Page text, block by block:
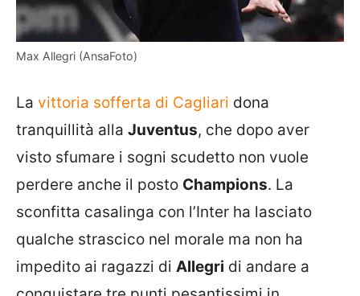
Max Allegri (AnsaFoto)
La vittoria sofferta di Cagliari dona
tranquillità alla Juventus, che dopo aver
visto sfumare i sogni scudetto non vuole
perdere anche il posto Champions. La
sconfitta casalinga con l’Inter ha lasciato
qualche strascico nel morale ma non ha
impedito ai ragazzi di Allegri di andare a